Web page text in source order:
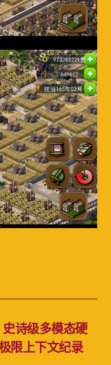
诗级多模态硬
限上下文纪录